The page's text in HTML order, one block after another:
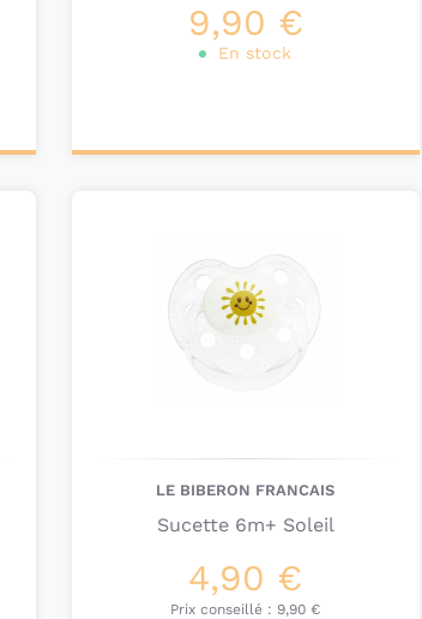
9,90 €
En stock
LE BIBERON FRANCAIS
Sucette 6m+ Soleil
4,90 €
Prix conseillé : 9,90 €